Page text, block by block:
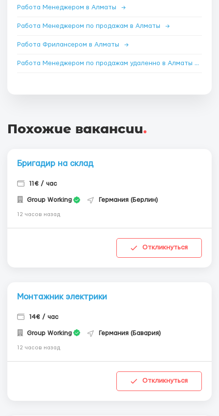
Работа Менеджером в Алматы →
Работа Менеджером по продажам в Алматы →
Работа Фрилансером в Алматы →
Работа Менеджером по продажам удаленно в Алматы→
Похожие вакансии.
Бригадир на склад
11€ / час
Group Working Германия (Берлин)
12 часов назад
Откликнуться
Монтажник электрики
14€ / час
Group Working Германия (Бавария)
12 часов назад
Откликнуться